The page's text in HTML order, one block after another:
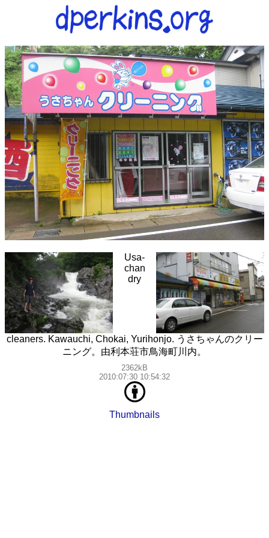
Usa-
chan
dry
cleaners. Kawauchi, Chokai, Yurihonjo. うさちゃんのクリー
ニング。由利本荘市鳥海町川内。
2362kB
2010:07:30 10:54:32
Thumbnails